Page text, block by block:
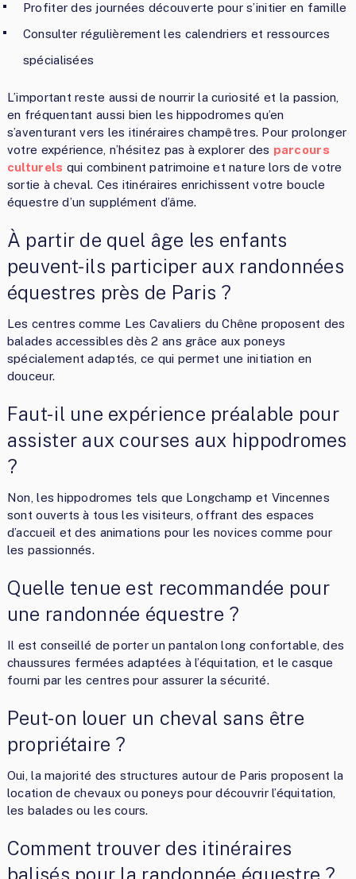
Profiter des journées découverte pour s’initier en famille
Consulter régulièrement les calendriers et ressources
spécialisées
L’important reste aussi de nourrir la curiosité et la passion,
en fréquentant aussi bien les hippodromes qu’en
s’aventurant vers les itinéraires champêtres. Pour prolonger
votre expérience, n’hésitez pas à explorer des parcours
culturels qui combinent patrimoine et nature lors de votre
sortie à cheval. Ces itinéraires enrichissent votre boucle
équestre d’un supplément d’âme.
À partir de quel âge les enfants
peuvent-ils participer aux randonnées
équestres près de Paris ?
Les centres comme Les Cavaliers du Chêne proposent des
balades accessibles dès 2 ans grâce aux poneys
spécialement adaptés, ce qui permet une initiation en
douceur.
Faut-il une expérience préalable pour
assister aux courses aux hippodromes
?
Non, les hippodromes tels que Longchamp et Vincennes
sont ouverts à tous les visiteurs, offrant des espaces
d’accueil et des animations pour les novices comme pour
les passionnés.
Quelle tenue est recommandée pour
une randonnée équestre ?
Il est conseillé de porter un pantalon long confortable, des
chaussures fermées adaptées à l’équitation, et le casque
fourni par les centres pour assurer la sécurité.
Peut-on louer un cheval sans être
propriétaire ?
Oui, la majorité des structures autour de Paris proposent la
location de chevaux ou poneys pour découvrir l’équitation,
les balades ou les cours.
Comment trouver des itinéraires
balisés pour la randonnée équestre ?